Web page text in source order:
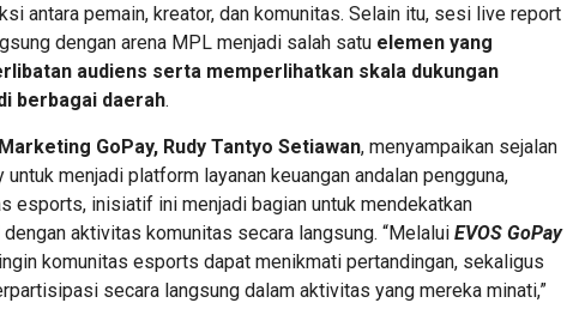
antara pemain, kreator, dan komunitas. Selain itu, sesi live report
dengan arena MPL menjadi salah satu elemen yang
audiens serta memperlihatkan skala dukungan
berbagai daerah.
GoPay, Rudy Tantyo Setiawan, menyampaikan sejalan
untuk menjadi platform layanan keuangan andalan pengguna,
esports, inisiatif ini menjadi bagian untuk mendekatkan
aktivitas komunitas secara langsung. “Melalui EVOS GoPay
komunitas esports dapat menikmati pertandingan, sekaligus
secara langsung dalam aktivitas yang mereka minati,”